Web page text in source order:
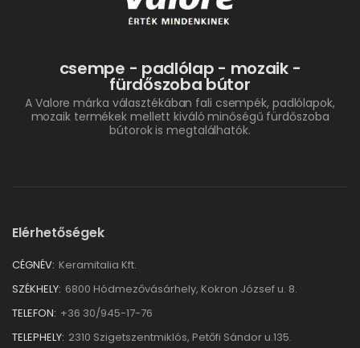
csempe - padlólap - mozaik -
fürdőszoba bútor
A Valore márka választékában fali csempék, padlólapok,
mozaik termékek mellett kiváló minőségű fürdőszoba
bútorok is megtalálhatók.
Elérhetőségek
CÉGNÉV: Keramitalia Kft.
SZÉKHELY: 6800 Hódmezővásárhely, Kokron József u. 8.
TELEFON: +36 30/945-17-76
TELEPHELY: 2310 Szigetszentmiklós, Petőfi Sándor u.135.